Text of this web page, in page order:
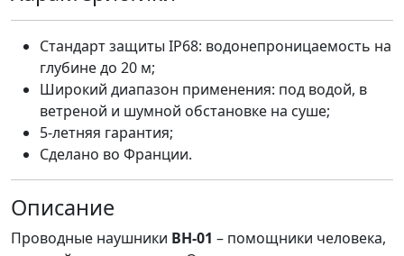
Стандарт защиты IP68: водонепроницаемость на
глубине до 20 м;
Широкий диапазон применения: под водой, в
ветреной и шумной обстановке на суше;
5-летняя гарантия;
Сделано во Франции.
Описание
Проводные наушники BH-01 – помощники человека,